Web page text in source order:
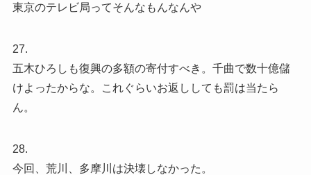
東京のテレビ局ってそんなもんなんや
27.
五木ひろしも復興の多額の寄付すべき。千曲で数十億儲
けよったからな。これぐらいお返ししても罰は当たら
ん。
28.
今回、荒川、多摩川は決壊しなかった。